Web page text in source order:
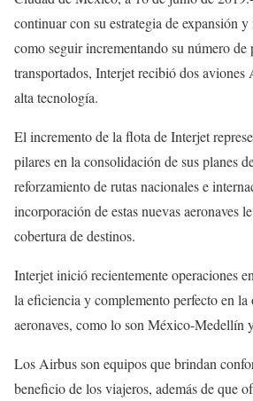
continuar con su estrategia de expansión
como seguir incrementando su número de
transportados, Interjet recibió dos
alta tecnología.
El incremento de la flota de Interjet
pilares en la consolidación de sus planes
reforzamiento de rutas nacionales e
incorporación de estas nuevas aeronaves
cobertura de destinos.
Interjet inició recientemente operaciones
la eficiencia y complemento perfecto en la
aeronaves, como lo son México-Medellín
Los Airbus son equipos que brindan
beneficio de los viajeros, además de que